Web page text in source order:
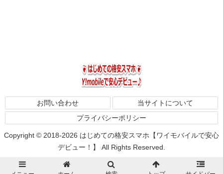
お問い合わせ
当サイトについて
プライバシーポリシー
Copyright © 2018-2026 はじめての格安スマホ【ワイモバイルで安心
デビュー！】 All Rights Reserved.